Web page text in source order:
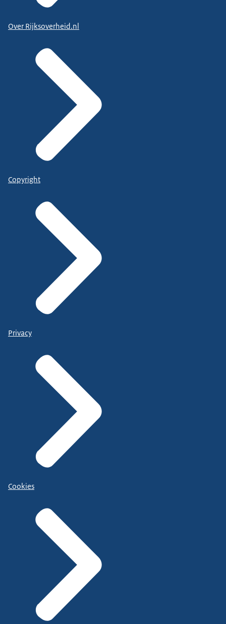
Over Rijksoverheid.nl
Copyright
Privacy
Cookies